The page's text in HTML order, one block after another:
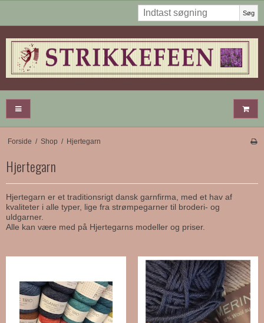
Søg
Forside / Shop / Hjertegarn
Hjertegarn
Hjertegarn er et traditionsrigt dansk garnfirma, med et hav af
kvaliteter i alle typer, lige fra strømpegarner til broderi- og
uldgarner.
Alle kan være med på Hjertegarns modeller og priser.